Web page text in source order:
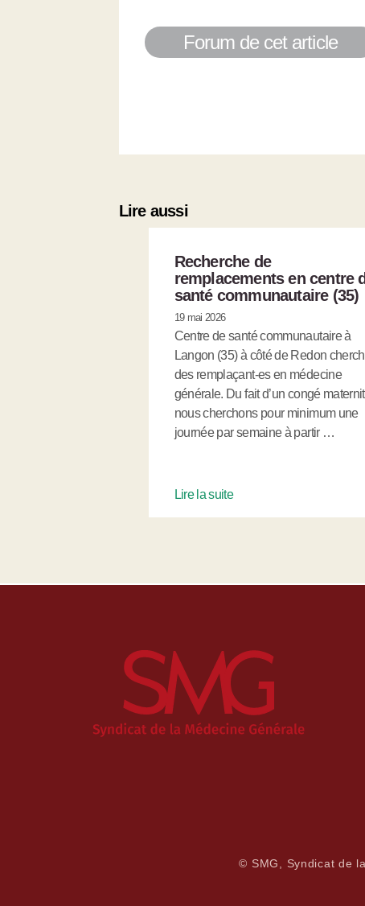
Forum de cet article
Lire aussi
Recherche de
remplacements en centre
santé communautaire (35)
19 mai 2026
Centre de santé communautaire à
Langon (35) à côté de Redon
des remplaçant-es en médecine
générale. Du fait d’un congé
nous cherchons pour minimum une
journée par semaine à partir …
Lire la suite
© SMG, Syndicat de